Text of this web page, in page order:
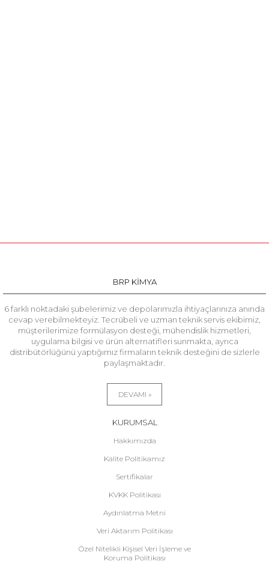
BRP KİMYA
6 farklı noktadaki şubelerimiz ve depolarımızla ihtiyaçlarınıza anında
cevap verebilmekteyiz. Tecrübeli ve uzman teknik servis ekibimiz,
müşterilerimize formülasyon desteği, mühendislik hizmetleri,
uygulama bilgisi ve ürün alternatifleri sunmakta, ayrıca
distribütörlüğünü yaptığımız firmaların teknik desteğini de sizlerle
paylaşmaktadır.
DEVAMI »
KURUMSAL
Hakkımızda
Kalite Politikamız
Sertifikalar
KVKK Politikası
Aydınlatma Metni
Veri Aktarım Politikası
Özel Nitelikli Kişisel Veri İşleme ve
Koruma Politikası